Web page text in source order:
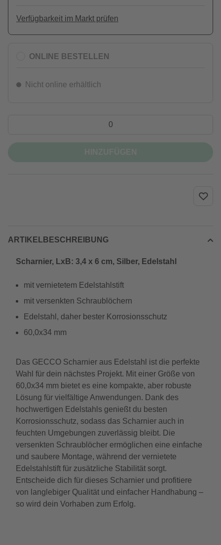
Verfügbarkeit im Markt prüfen
ONLINE BESTELLEN
Nicht online erhältlich
ARTIKELBESCHREIBUNG
Scharnier, LxB: 3,4 x 6 cm, Silber, Edelstahl
mit vernietetem Edelstahlstift
mit versenkten Schraublöchern
Edelstahl, daher bester Korrosionsschutz
60,0x34 mm
Das GECCO Scharnier aus Edelstahl ist die perfekte
Wahl für dein nächstes Projekt. Mit einer Größe von
60,0x34 mm bietet es eine kompakte, aber robuste
Lösung für vielfältige Anwendungen. Dank des
hochwertigen Edelstahls genießt du besten
Korrosionsschutz, sodass das Scharnier auch in
feuchten Umgebungen zuverlässig bleibt. Die
versenkten Schraublöcher ermöglichen eine einfache
und saubere Montage, während der vernietete
Edelstahlstift für zusätzliche Stabilität sorgt.
Entscheide dich für dieses Scharnier und profitiere
von langlebiger Qualität und einfacher Handhabung –
so wird dein Vorhaben zum Erfolg.